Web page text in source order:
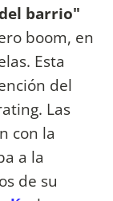
barrio"
boom, en
Esta
del
Las
con la
a la
de su